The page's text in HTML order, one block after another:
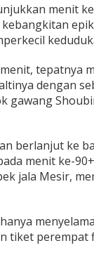
menit
tepatnya
dengan
gawang
berlanjut ke
menit ke-
jala Mesir,
tiket perempat